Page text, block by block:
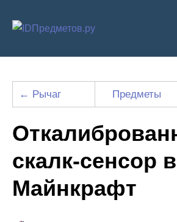
← Рычаг Предметы
скалк-сенсор в
Майнкрафт